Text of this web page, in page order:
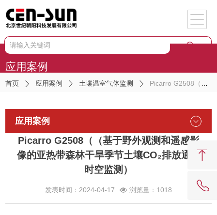
应用案例
首页 应用案例 土壤温室气体监测 Picarro G2508（（基于野外观测和遥感影像的亚热带森林干旱季节土壤CO₂排放通量时空监测）
应用案例
Picarro G2508（（基于野外观测和遥感影
像的亚热带森林干旱季节土壤CO₂排放通量
时空监测）
发表时间：2024-04-17 浏览量：1018